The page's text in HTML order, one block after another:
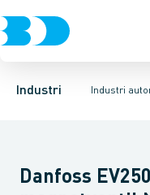
Industri Industri
VentilerRustfrit stål
MagnetventilerSpoler
VandOlie Damp
Danfoss